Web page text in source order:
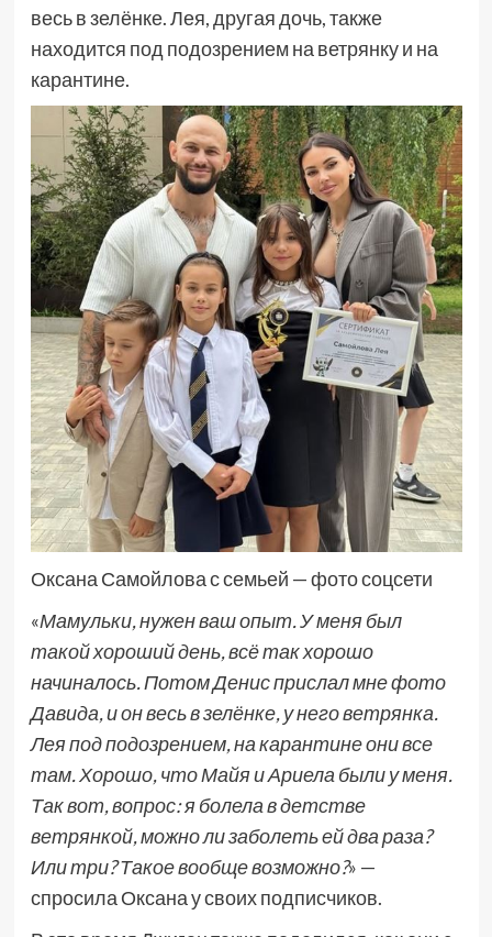
весь в зелёнке. Лея, другая дочь, также
находится под подозрением на ветрянку и на
карантине.
Оксана Самойлова с семьей — фото соцсети
«Мамульки, нужен ваш опыт. У меня был
такой хороший день, всё так хорошо
начиналось. Потом Денис прислал мне фото
Давида, и он весь в зелёнке, у него ветрянка.
Лея под подозрением, на карантине они все
там. Хорошо, что Майя и Ариела были у меня.
Так вот, вопрос: я болела в детстве
ветрянкой, можно ли заболеть ей два раза?
Или три? Такое вообще возможно?» —
спросила Оксана у своих подписчиков.